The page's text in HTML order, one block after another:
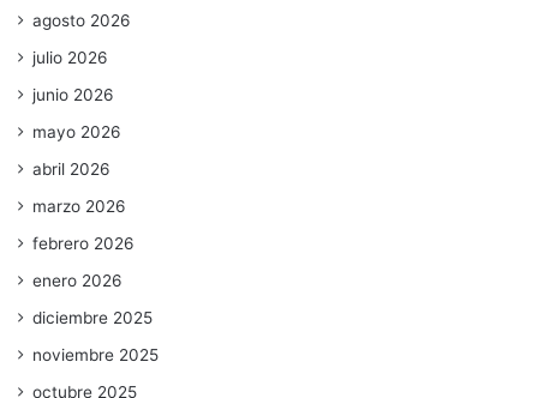
agosto 2026
julio 2026
junio 2026
mayo 2026
abril 2026
marzo 2026
febrero 2026
enero 2026
diciembre 2025
noviembre 2025
octubre 2025